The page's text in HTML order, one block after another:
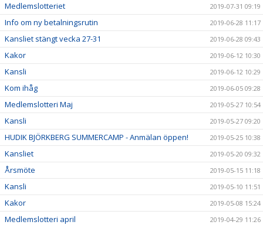
Medlemslotteriet 2019-07-31 09:19
Info om ny betalningsrutin 2019-06-28 11:17
Kansliet stängt vecka 27-31 2019-06-28 09:43
Kakor 2019-06-12 10:30
Kansli 2019-06-12 10:29
Kom ihåg 2019-06-05 09:28
Medlemslotteri Maj 2019-05-27 10:54
Kansli 2019-05-27 09:20
HUDIK BJÖRKBERG SUMMERCAMP - Anmälan öppen! 2019-05-25 10:38
Kansliet 2019-05-20 09:32
Årsmöte 2019-05-15 11:18
Kansli 2019-05-10 11:51
Kakor 2019-05-08 15:24
Medlemslotteri april 2019-04-29 11:26